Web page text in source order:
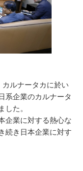
ルナータカに於い
系企業のカルナータ
した。
企業に対する熱心な
続き日本企業に対す